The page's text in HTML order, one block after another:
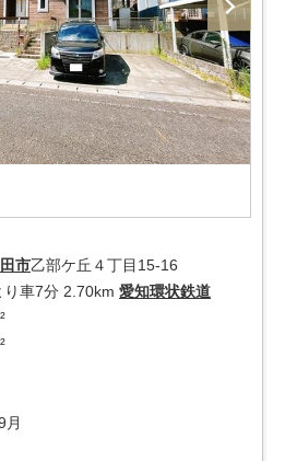
市乙部ケ丘４丁目15-16
り車7分 2.70km 愛知環状鉄道
月